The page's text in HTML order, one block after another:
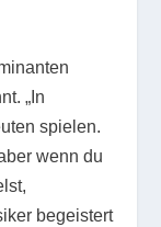
„In
spielen.
wenn du
begeistert